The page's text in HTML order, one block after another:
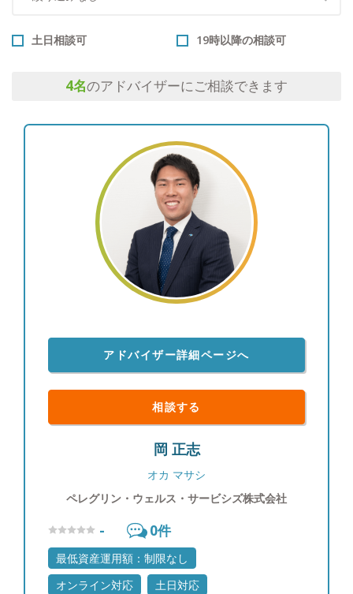
土日相談可 19時以降の相談可
4名のアドバイザーにご相談できます
アドバイザー詳細ページへ
相談する
岡 正志
オカ マサシ
ペレグリン・ウェルス・サービシズ株式会社
- 0件
最低資産運用額：制限なし
オンライン対応
土日対応